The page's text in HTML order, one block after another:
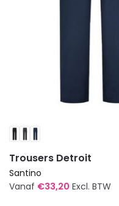
Trousers Detroit
Santino
Vanaf €33,20 Excl. BTW